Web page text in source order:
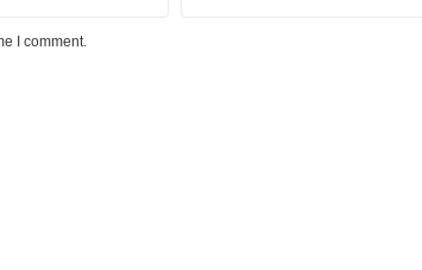
I comment.